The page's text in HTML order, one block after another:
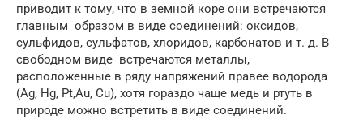
приводит к тому, что в земной коре они встречаются
главным образом в виде соединений: оксидов,
сульфидов, сульфатов, хлоридов, карбонатов и т. д. В
свободном виде встречаются металлы,
расположенные в ряду напряжений правее водорода
(Аg, Нg, Рt,Аu, Сu), хотя гораздо чаще медь и ртуть в
природе можно встретить в виде соединений.